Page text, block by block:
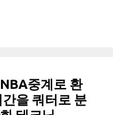
중계로 환
을 쿼터로 분